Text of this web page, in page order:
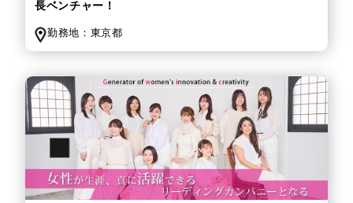
長ベンチャー！
勤務地： 東京都